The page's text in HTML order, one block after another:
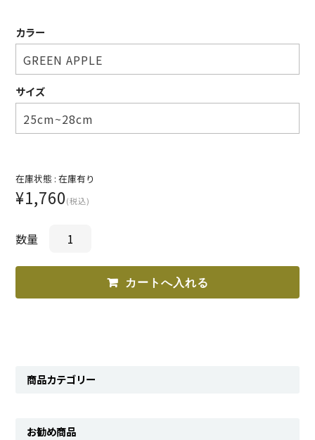
カラー
サイズ
在庫状態 :在庫有り
¥1,760(税込)
数量
商品カテゴリー
お勧め商品